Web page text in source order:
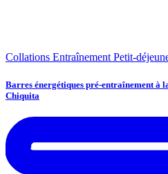
Collations Entraînement Petit-
Barres énergétiques pré-entraînement à
Chiquita